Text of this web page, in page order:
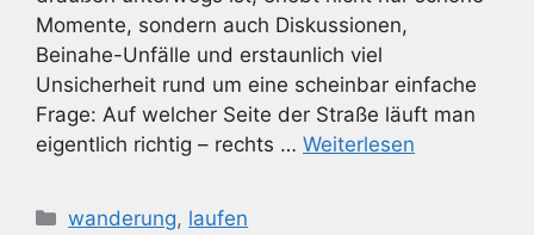
Momente, sondern auch Diskussionen,
Beinahe-Unfälle und erstaunlich viel
Unsicherheit rund um eine scheinbar einfache
Frage: Auf welcher Seite der Straße läuft man
eigentlich richtig – rechts … Weiterlesen
Kategorien
wanderung, laufen